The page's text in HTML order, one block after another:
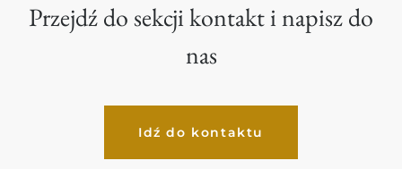
Przejdź do sekcji kontakt i napisz do
nas
Idź do kontaktu